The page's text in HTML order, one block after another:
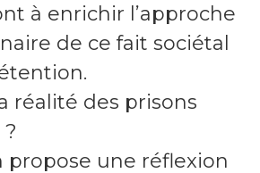
à enrichir l’approche
de ce fait sociétal
réalité des prisons
propose une réflexion